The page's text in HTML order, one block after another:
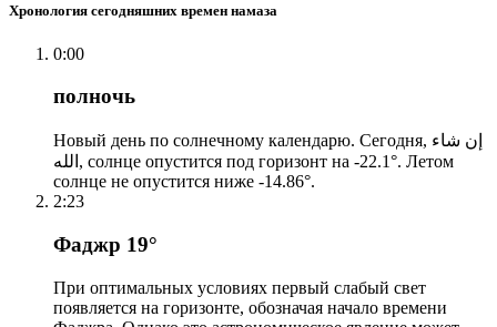
Хронология сегодняшних времен намаза
0:00
полночь
Новый день по солнечному календарю. Сегодня, إن شاء
الله, солнце опустится под горизонт на -22.1°. Летом
солнце не опустится ниже -14.86°.
2:23
Фаджр 19°
При оптимальных условиях первый слабый свет
появляется на горизонте, обозначая начало времени